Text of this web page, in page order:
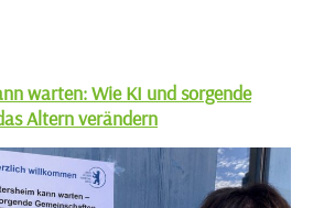
warten: Wie KI und sorgende
Altern verändern